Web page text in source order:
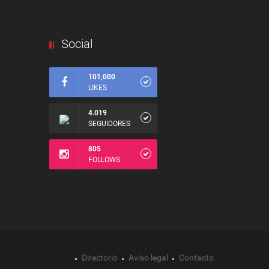
Social
101,000
LIKES
4.019
SEGUIDORES
805
FOLLOWS
Directorio Aviso legal Contacto